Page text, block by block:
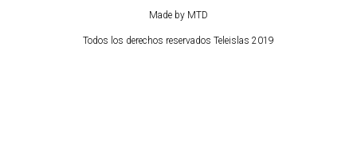
Made by MTD
Todos los derechos reservados Teleislas 2019